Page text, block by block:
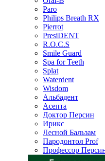
Paro
Philips Breath RX
Pierrot
PresiDENT
R.O.C.S
Smile Guard
Spa for Teeth
Splat
Waterdent
Wisdom
Альбадент
Асепта
Доктор Персин
Ирикс
Лесной Бальзам
Пародонтол Prof
Профессор